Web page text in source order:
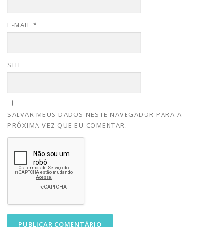
E-MAIL *
SITE
SALVAR MEUS DADOS NESTE NAVEGADOR PARA A
PRÓXIMA VEZ QUE EU COMENTAR.